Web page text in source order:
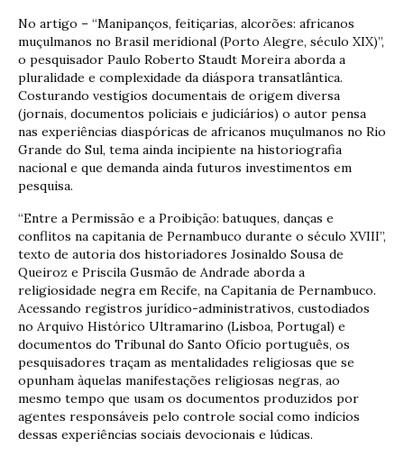
No artigo – “Manipanços, feitiçarias, alcorões: africanos
muçulmanos no Brasil meridional (Porto Alegre, século XIX)”,
o pesquisador Paulo Roberto Staudt Moreira aborda a
pluralidade e complexidade da diáspora transatlântica.
Costurando vestígios documentais de origem diversa
(jornais, documentos policiais e judiciários) o autor pensa
nas experiências diaspóricas de africanos muçulmanos no Rio
Grande do Sul, tema ainda incipiente na historiografia
nacional e que demanda ainda futuros investimentos em
pesquisa.
“Entre a Permissão e a Proibição: batuques, danças e
conflitos na capitania de Pernambuco durante o século XVIII”,
texto de autoria dos historiadores Josinaldo Sousa de
Queiroz e Priscila Gusmão de Andrade aborda a
religiosidade negra em Recife, na Capitania de Pernambuco.
Acessando registros jurídico-administrativos, custodiados
no Arquivo Histórico Ultramarino (Lisboa, Portugal) e
documentos do Tribunal do Santo Ofício português, os
pesquisadores traçam as mentalidades religiosas que se
opunham àquelas manifestações religiosas negras, ao
mesmo tempo que usam os documentos produzidos por
agentes responsáveis pelo controle social como indícios
dessas experiências sociais devocionais e lúdicas.